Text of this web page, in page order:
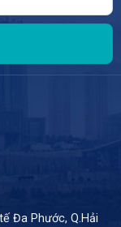
Đa Phước, Q.Hải